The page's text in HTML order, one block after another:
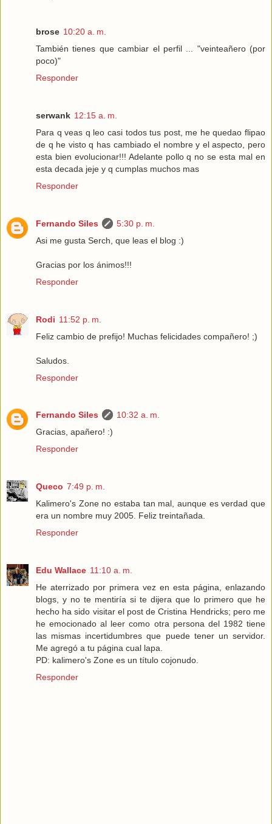
brose 10:20 a. m.
También tienes que cambiar el perfil ... "veinteañero (por
poco)"
Responder
serwank 12:15 a. m.
Para q veas q leo casi todos tus post, me he quedao flipao
de q he visto q has cambiado el nombre y el aspecto, pero
esta bien evolucionar!!! Adelante pollo q no se esta mal en
esta decada jeje y q cumplas muchos mas
Responder
Fernando Siles
5:30 p. m.
Asi me gusta Serch, que leas el blog :)
Gracias por los ánimos!!!
Responder
Rodi 11:52 p. m.
Feliz cambio de prefijo! Muchas felicidades compañero! ;)
Saludos.
Responder
Fernando Siles
10:32 a. m.
Gracias, apañero! :)
Responder
Queco 7:49 p. m.
Kalimero's Zone no estaba tan mal, aunque es verdad que
era un nombre muy 2005. Feliz treintañada.
Responder
Edu Wallace 11:10 a. m.
He aterrizado por primera vez en esta página, enlazando
blogs, y no te mentiría si te dijera que lo primero que he
hecho ha sido visitar el post de Cristina Hendricks; pero me
he emocionado al leer como otra persona del 1982 tiene
las mismas incertidumbres que puede tener un servidor.
Me agregó a tu página cual lapa.
PD: kalimero's Zone es un título cojonudo.
Responder